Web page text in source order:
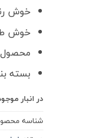
خوش
خوش
محصول
بسته
در انبار
شناسه